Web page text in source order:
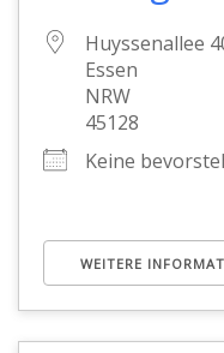
Huyssenallee
Essen
NRW
45128
Keine
WEITERE